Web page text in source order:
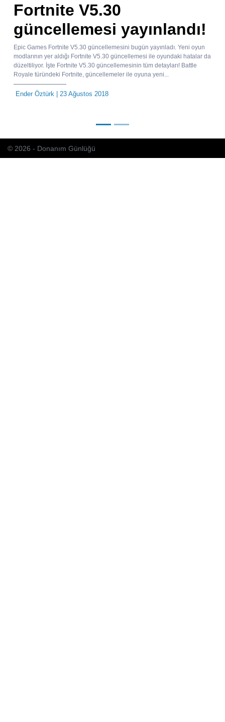
Fortnite V5.30
güncellemesi yayınlandı!
Epic Games Fortnite V5.30 güncellemesini bugün yayınladı. Yeni oyun
modlarının yer aldığı Fortnite V5.30 güncellemesi ile oyundaki hatalar da
düzeltiliyor. İşte Fortnite V5.30 güncellemesinin tüm detayları! Battle
Royale türündeki Fortnite, güncellemeler ile oyuna yeni...
Ender Öztürk | 23 Ağustos 2018
© 2026 - Donanım Günlüğü